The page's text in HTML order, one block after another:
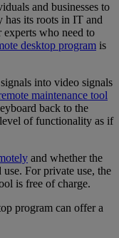
and businesses to
has its roots in IT and
who need to
desktop program is
into video signals
maintenance tool
back to the
of functionality as if
and whether the
For private use, the
is free of charge.
program can offer a